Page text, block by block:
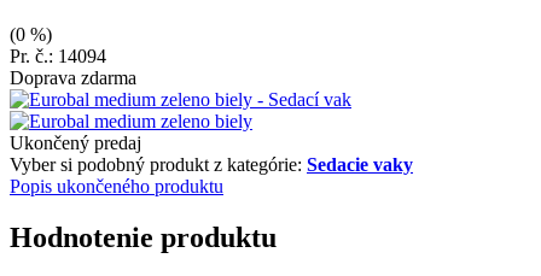
(0 %)
Pr. č.: 14094
Doprava zdarma
Ukončený predaj
Vyber si podobný produkt z kategórie: Sedacie vaky
Popis ukončeného produktu
Hodnotenie produktu